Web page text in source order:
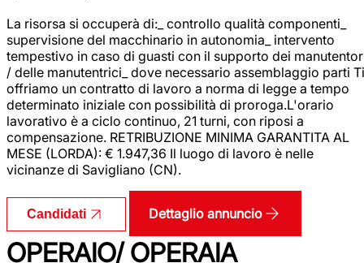
La risorsa si occuperà di:_ controllo qualità componenti_
supervisione del macchinario in autonomia_ intervento
tempestivo in caso di guasti con il supporto dei
/ delle manutentrici_ dove necessario assemblaggio parti Ti
offriamo un contratto di lavoro a norma di legge a tempo
determinato iniziale con possibilità di proroga.L'orario
lavorativo è a ciclo continuo, 21 turni, con riposi a
compensazione. RETRIBUZIONE MINIMA GARANTITA AL
MESE (LORDA): € 1.947,36 Il luogo di lavoro è nelle
vicinanze di Savigliano (CN).
Candidati Dettaglio annuncio
OPERAIO/ OPERAIA